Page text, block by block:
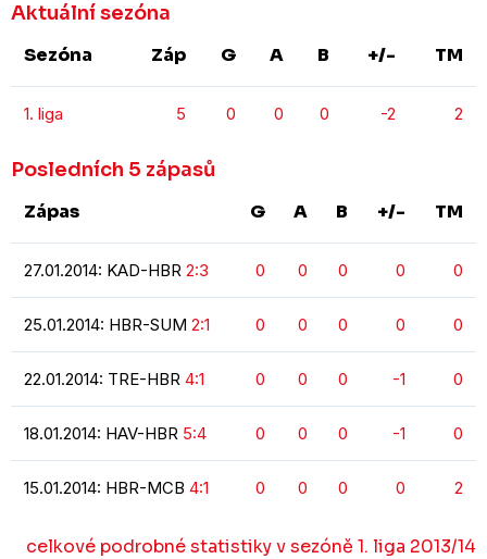
Aktuální sezóna
Sezóna Záp G A B +/- TM
1. liga 5 0 0 0 -2 2
Posledních 5 zápasů
Zápas G A B +/- TM
27.01.2014: KAD-HBR 2:3 0 0 0 0 0
25.01.2014: HBR-SUM 2:1 0 0 0 0 0
22.01.2014: TRE-HBR 4:1 0 0 0 -1 0
18.01.2014: HAV-HBR 5:4 0 0 0 -1 0
15.01.2014: HBR-MCB 4:1 0 0 0 0 2
celkové podrobné statistiky v sezóně 1. liga 2013/14